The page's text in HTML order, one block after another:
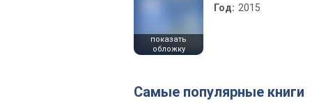
показать
обложку
Год: 2015
Самые популярные книги